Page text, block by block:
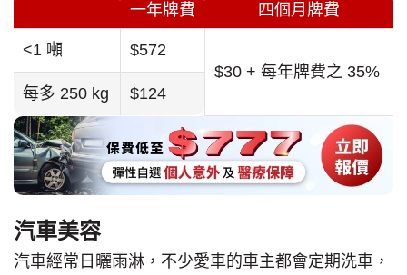
一年牌費 四個月牌費
<1 噸
$572
$30 + 每年牌費之 35%
每多 250 kg
$124
汽車美容
汽車經常日曬雨淋，不少愛車的車主都會定期洗車，